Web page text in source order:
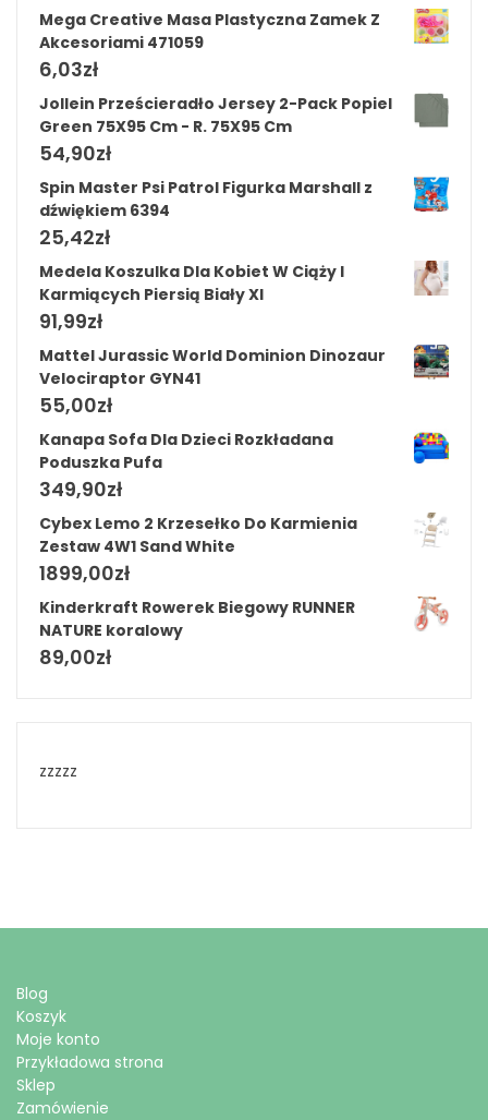
Mega Creative Masa Plastyczna Zamek Z
Akcesoriami 471059
6,03zł
Jollein Prześcieradło Jersey 2-Pack Popiel
Green 75X95 Cm - R. 75X95 Cm
54,90zł
Spin Master Psi Patrol Figurka Marshall z
dźwiękiem 6394
25,42zł
Medela Koszulka Dla Kobiet W Ciąży I
Karmiących Piersią Biały Xl
91,99zł
Mattel Jurassic World Dominion Dinozaur
Velociraptor GYN41
55,00zł
Kanapa Sofa Dla Dzieci Rozkładana
Poduszka Pufa
349,90zł
Cybex Lemo 2 Krzesełko Do Karmienia
Zestaw 4W1 Sand White
1899,00zł
Kinderkraft Rowerek Biegowy RUNNER
NATURE koralowy
89,00zł
zzzzz
Blog
Koszyk
Moje konto
Przykładowa strona
Sklep
Zamówienie